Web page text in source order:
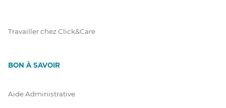
Travailler chez Click&Care
BON À SAVOIR
Aide Administrative